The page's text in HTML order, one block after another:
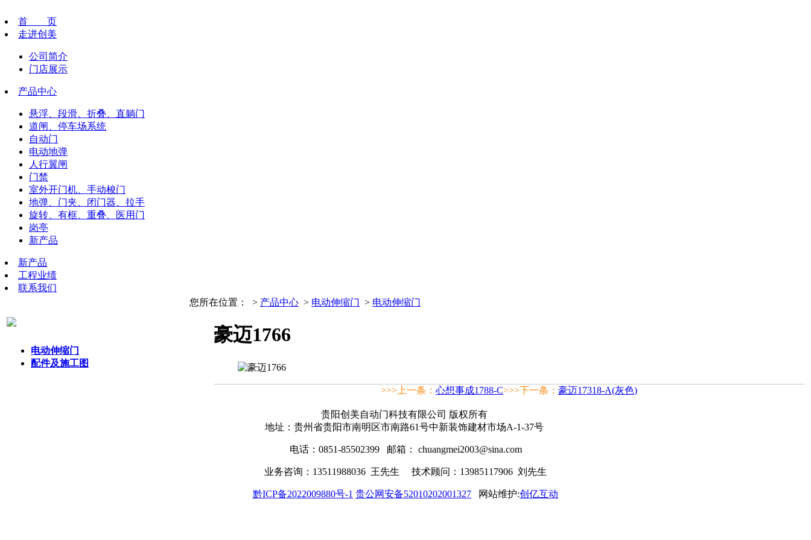
首 页
走进创美
公司简介
门店展示
产品中心
悬浮、段滑、折叠、直躺门
道闸、停车场系统
自动门
电动地弹
人行翼闸
门禁
室外开门机、手动梭门
地弹、门夹、闭门器、拉手
旋转、有框、重叠、医用门
岗亭
新产品
新产品
工程业绩
联系我们
电动伸缩门
配件及施工图
您所在位置： > 产品中心 > 电动伸缩门 > 电动伸缩门
豪迈1766
>>>上一条： 心想事成1788-C>>>下一条： 豪迈17318-A(灰色)
贵阳创美自动门科技有限公司 版权所有
地址：贵州省贵阳市南明区市南路61号中新装饰建材市场A-1-37号
电话：0851-85502399 邮箱： chuangmei2003@sina.com
业务咨询：13511988036 王先生 技术顾问：13985117906 刘先生
黔ICP备2022009880号-1 贵公网安备52010202001327 网站维护:创亿互动